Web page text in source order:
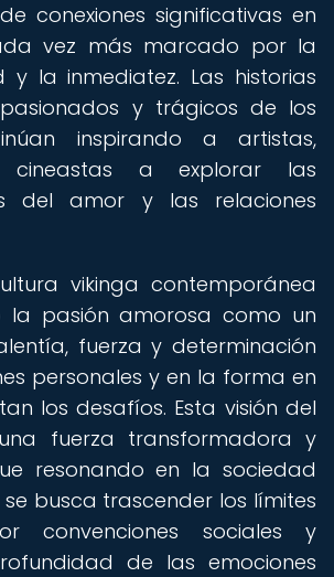
conexiones significativas en
vez más marcado por la
y la inmediatez. Las historias
y trágicos de los
inspirando a artistas,
cineastas a explorar las
del amor y las relaciones
vikinga contemporánea
pasión amorosa como un
fuerza y determinación
personales y en la forma en
los desafíos. Esta visión del
fuerza transformadora y
resonando en la sociedad
busca trascender los límites
convenciones sociales y
de las emociones